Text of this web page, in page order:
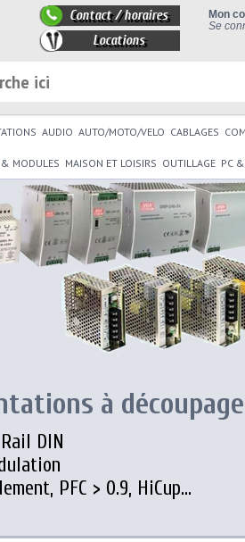
Mon
Se
Contact / horaires
Locations
AUDIO AUTO/MOTO/VELO CABLAGES
MODULES MAISON ET LOISIRS OUTILLAGE PC
à
DIN
PFC > 0.9, HiCup...